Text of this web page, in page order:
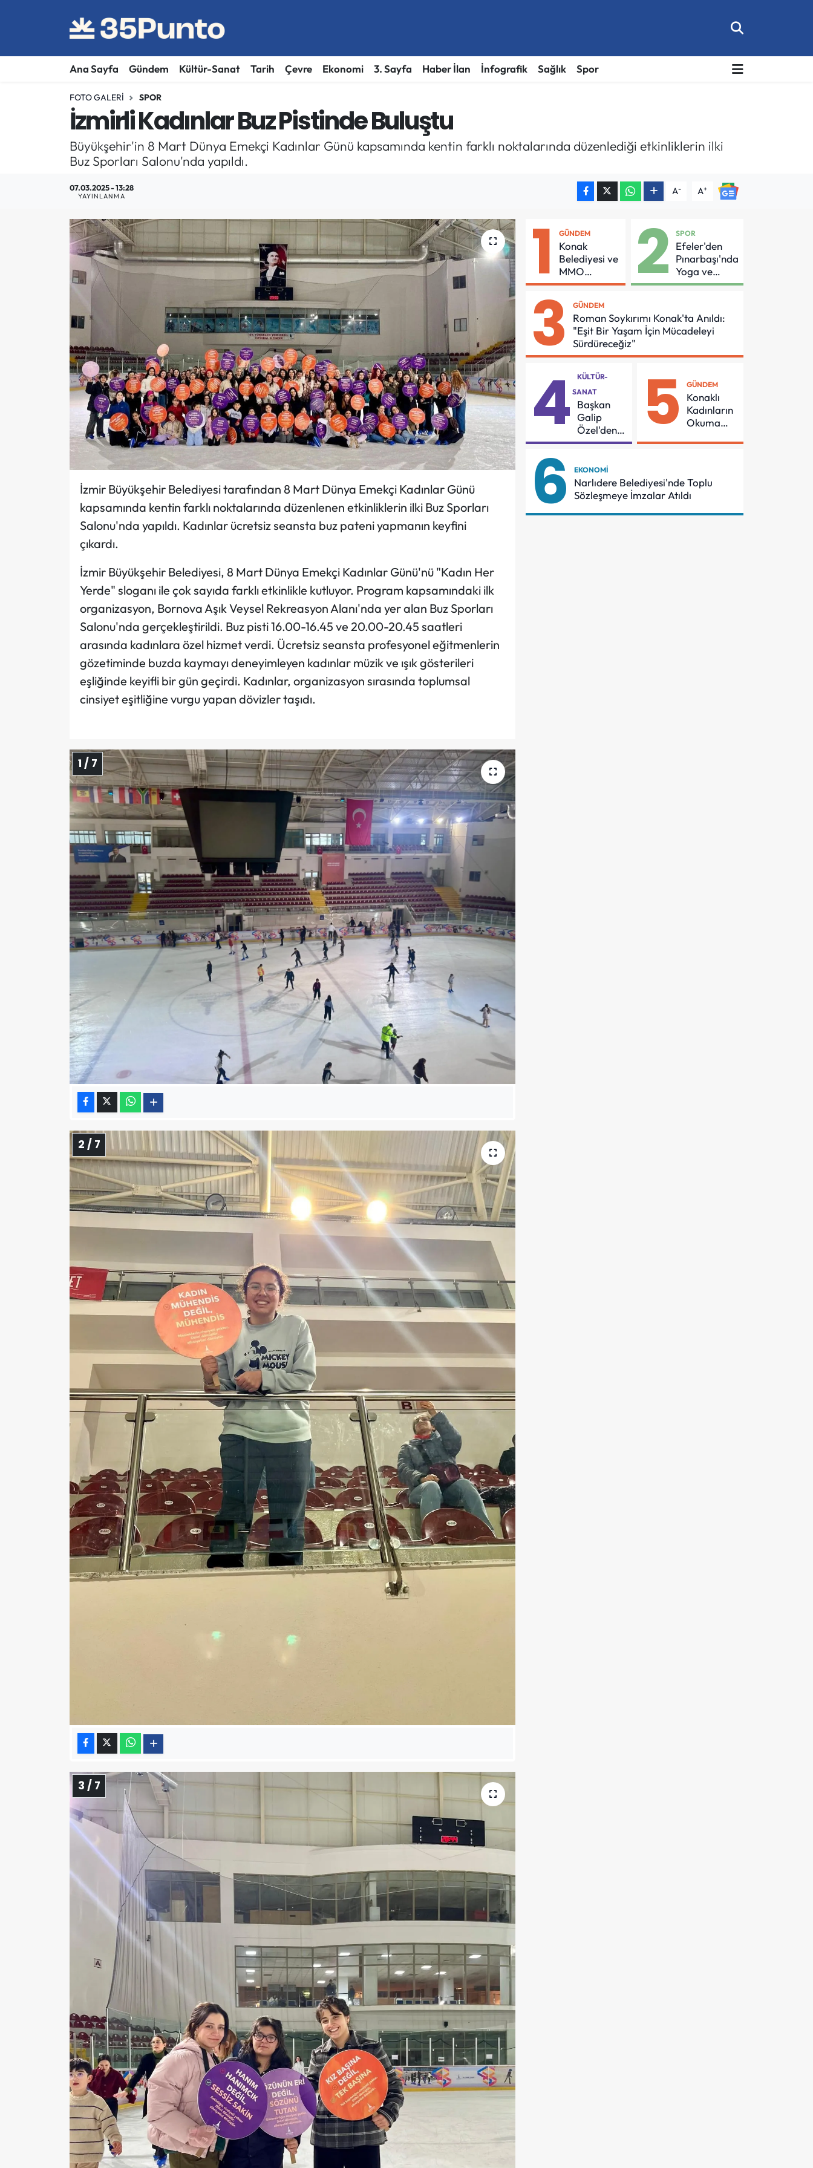
Ana Sayfa Gündem Kültür-Sanat Tarih Çevre Ekonomi 3. Sayfa Haber İlan İnfografik Sağlık Spor
FOTO GALERI SPOR
İzmirli Kadınlar Buz Pistinde Buluştu
Büyükşehir'in 8 Mart Dünya Emekçi Kadınlar Günü kapsamında kentin farklı noktalarında düzenlediği etkinliklerin ilki
Buz Sporları Salonu'nda yapıldı.
07.03.2025 - 13:28
YAYINLANMA A- A+
İzmir Büyükşehir Belediyesi tarafından 8 Mart Dünya Emekçi Kadınlar Günü
kapsamında kentin farklı noktalarında düzenlenen etkinliklerin ilki Buz Sporları
Salonu'nda yapıldı. Kadınlar ücretsiz seansta buz pateni yapmanın keyfini
çıkardı.
İzmir Büyükşehir Belediyesi, 8 Mart Dünya Emekçi Kadınlar Günü'nü "Kadın Her
Yerde" sloganı ile çok sayıda farklı etkinlikle kutluyor. Program kapsamındaki ilk
organizasyon, Bornova Aşık Veysel Rekreasyon Alanı'nda yer alan Buz Sporları
Salonu'nda gerçekleştirildi. Buz pisti 16.00-16.45 ve 20.00-20.45 saatleri
arasında kadınlara özel hizmet verdi. Ücretsiz seansta profesyonel eğitmenlerin
gözetiminde buzda kaymayı deneyimleyen kadınlar müzik ve ışık gösterileri
eşliğinde keyifli bir gün geçirdi. Kadınlar, organizasyon sırasında toplumsal
cinsiyet eşitliğine vurgu yapan dövizler taşıdı.
1 / 7
2 / 7
3 / 7
1 GÜNDEM
Konak
Belediyesi ve
MMO
Arasında
Güvenliği İçin
Önemli
Protokol
2 SPOR
Efeler'den
Pınarbaşı'nda
Yoga ve
Pilates
3 GÜNDEM
Roman Soykırımı Konak'ta Anıldı:
"Eşit Bir Yaşam İçin Mücadeleyi
Sürdüreceğiz"
4
KÜLTÜR-
SANAT
Başkan
Galip
Özel'den
55
Çocuk
Şenliği
5 GÜNDEM
Konaklı
Kadınların
Okuma
Örnek
6 EKONOMI
Narlıdere Belediyesi'nde Toplu
Sözleşmeye İmzalar Atıldı